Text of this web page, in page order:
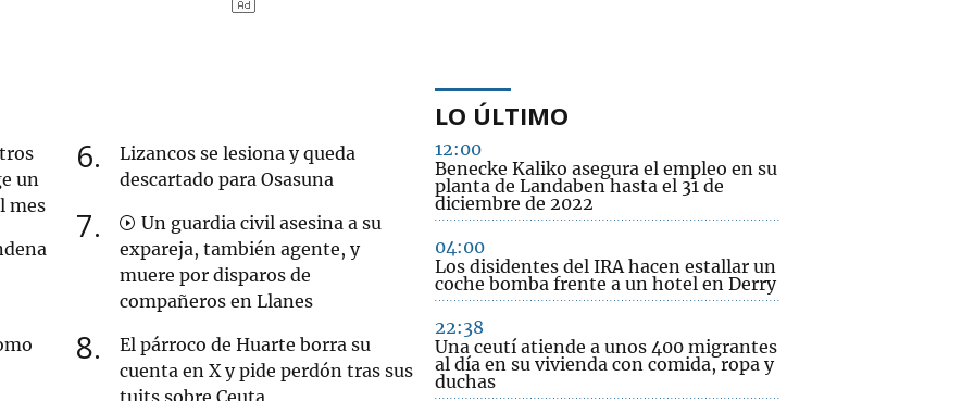
un
mes
6
Lizancos se lesiona y queda
descartado para Osasuna
7
Un guardia civil asesina a su
expareja, también agente, y
muere por disparos de
compañeros en Llanes
8
El párroco de Huarte borra su
cuenta en X y pide perdón tras sus
tuits sobre Ceuta
LO ÚLTIMO
12:00
Benecke Kaliko asegura el empleo en su
planta de Landaben hasta el 31 de
diciembre de 2022
04:00
Los disidentes del IRA hacen estallar un
coche bomba frente a un hotel en Derry
22:38
Una ceutí atiende a unos 400 migrantes
al día en su vivienda con comida, ropa y
duchas